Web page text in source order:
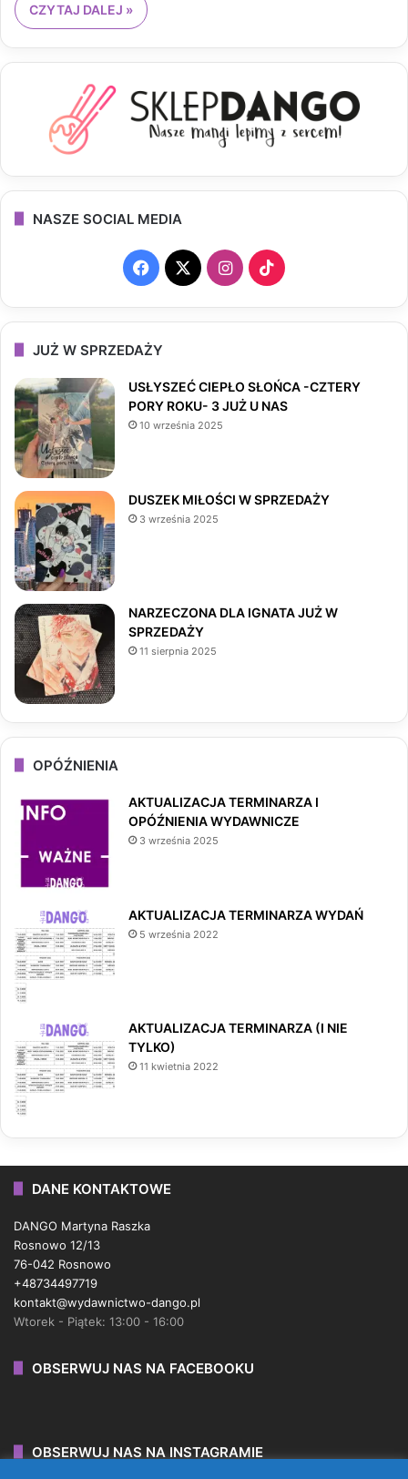
CZYTAJ DALEJ »
NASZE SOCIAL MEDIA
F
a
b
k
X
I
n
a
T
i
T
o
JUŻ W SPRZEDAŻY
USŁYSZEĆ CIEPŁO SŁOŃCA -CZTERY
PORY ROKU- 3 JUŻ U NAS
10 września 2025
DUSZEK MIŁOŚCI W SPRZEDAŻY
3 września 2025
NARZECZONA DLA IGNATA JUŻ W
SPRZEDAŻY
11 sierpnia 2025
OPÓŹNIENIA
AKTUALIZACJA TERMINARZA I
OPÓŹNIENIA WYDAWNICZE
3 września 2025
AKTUALIZACJA TERMINARZA WYDAŃ
5 września 2022
AKTUALIZACJA TERMINARZA (I NIE
TYLKO)
11 kwietnia 2022
DANE KONTAKTOWE
DANGO Martyna Raszka
Rosnowo 12/13
76-042 Rosnowo
+48734497719
kontakt@wydawnictwo-dango.pl
Wtorek - Piątek: 13:00 - 16:00
OBSERWUJ NAS NA FACEBOOKU
OBSERWUJ NAS NA INSTAGRAMIE